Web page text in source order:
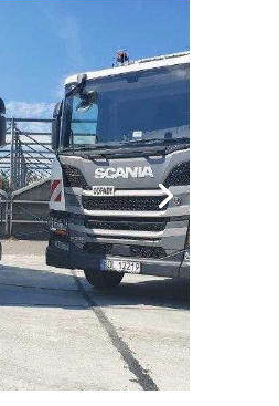
SYSTEM